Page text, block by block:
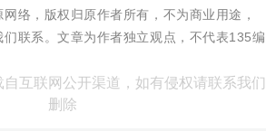
络，版权归原作者所有，不为商业用途，
联系。文章为作者独立观点，不代表135编
互联网公开渠道，如有侵权请联系我们
删除